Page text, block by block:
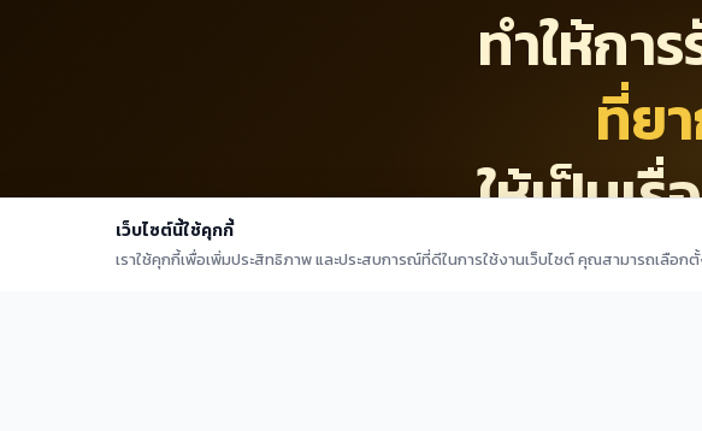
ทำให้กา
ที่ย
ให้เป็นเรื่
เว็บไซต์นี้ใช้คุกกี้
เราใช้คุกกี้เพื่อเพิ่มประสิทธิภาพ และประสบการณ์ที่ดีในการใช้งานเว็บไซต์ คุณสามารถเลือ